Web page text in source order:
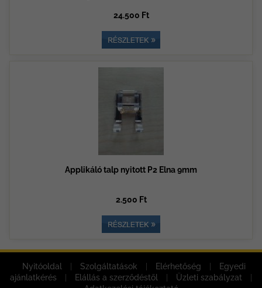
24.500 Ft
Applikáló talp nyitott P2 Elna 9mm
2.500 Ft
Nyitóoldal Szolgáltatások Elérhetőség
Egyedi
ajánlatkérés
Elállás a szerződéstől Üzleti szabályzat